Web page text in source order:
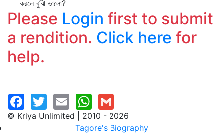
করলে বুঝি ভালো?
Please Login first to submit
a rendition. Click here for
help.
© Kriya Unlimited | 2010 - 2026
Tagore's Biography